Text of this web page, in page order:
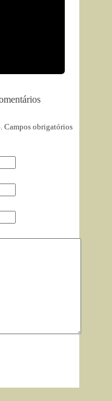
Campos obrigatórios